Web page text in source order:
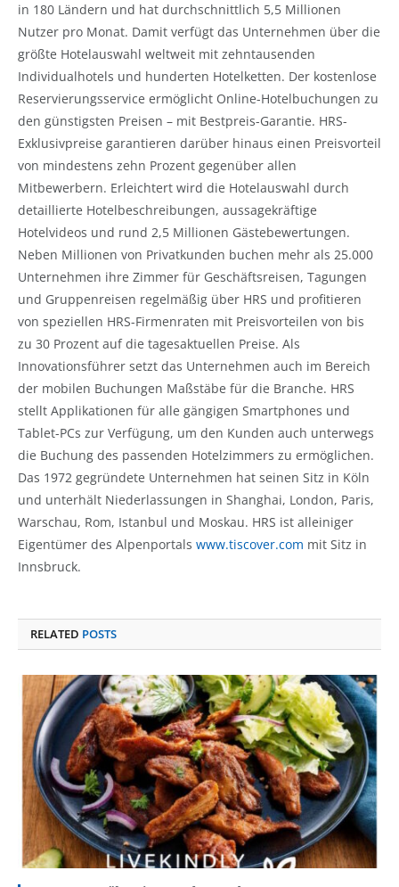
in 180 Ländern und hat durchschnittlich 5,5 Millionen
Nutzer pro Monat. Damit verfügt das Unternehmen über die
größte Hotelauswahl weltweit mit zehntausenden
Individualhotels und hunderten Hotelketten. Der kostenlose
Reservierungsservice ermöglicht Online-Hotelbuchungen zu
den günstigsten Preisen – mit Bestpreis-Garantie. HRS-
Exklusivpreise garantieren darüber hinaus einen Preisvorteil
von mindestens zehn Prozent gegenüber allen
Mitbewerbern. Erleichtert wird die Hotelauswahl durch
detaillierte Hotelbeschreibungen, aussagekräftige
Hotelvideos und rund 2,5 Millionen Gästebewertungen.
Neben Millionen von Privatkunden buchen mehr als 25.000
Unternehmen ihre Zimmer für Geschäftsreisen, Tagungen
und Gruppenreisen regelmäßig über HRS und profitieren
von speziellen HRS-Firmenraten mit Preisvorteilen von bis
zu 30 Prozent auf die tagesaktuellen Preise. Als
Innovationsführer setzt das Unternehmen auch im Bereich
der mobilen Buchungen Maßstäbe für die Branche. HRS
stellt Applikationen für alle gängigen Smartphones und
Tablet-PCs zur Verfügung, um den Kunden auch unterwegs
die Buchung des passenden Hotelzimmers zu ermöglichen.
Das 1972 gegründete Unternehmen hat seinen Sitz in Köln
und unterhält Niederlassungen in Shanghai, London, Paris,
Warschau, Rom, Istanbul und Moskau. HRS ist alleiniger
Eigentümer des Alpenportals www.tiscover.com mit Sitz in
Innsbruck.
RELATED POSTS